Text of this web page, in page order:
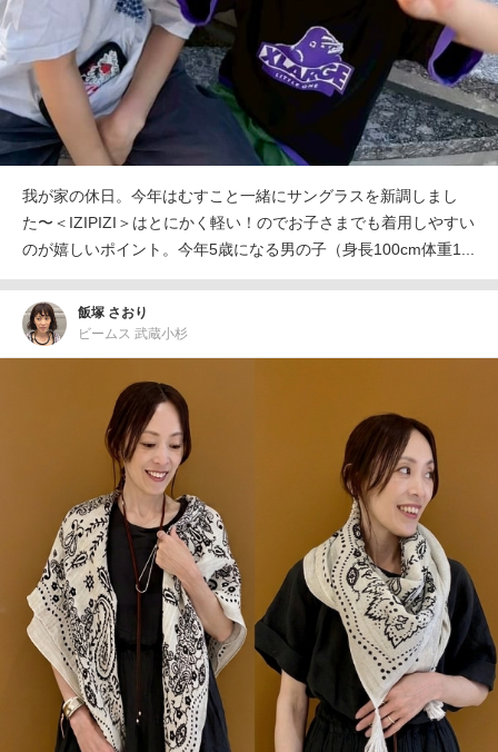
我が家の休日。今年はむすこと一緒にサングラスを新調しまし
た〜＜IZIPIZI＞はとにかく軽い！のでお子さまでも着用しやすい
のが嬉しいポイント。今年5歳になる男の子（身長100cm体重1...
飯塚 さおり
ビームス 武蔵小杉